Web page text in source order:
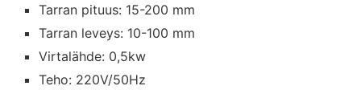
Tarran pituus: 15-200 mm
Tarran leveys: 10-100 mm
Virtalähde: 0,5kw
Teho: 220V/50Hz